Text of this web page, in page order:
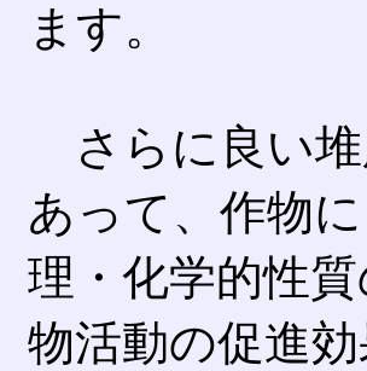
ます。
さらに良い堆
あって、作物
理・化学的性
物活動の促進